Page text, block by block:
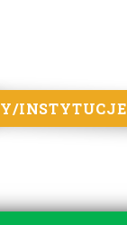
INSTYTUCJE